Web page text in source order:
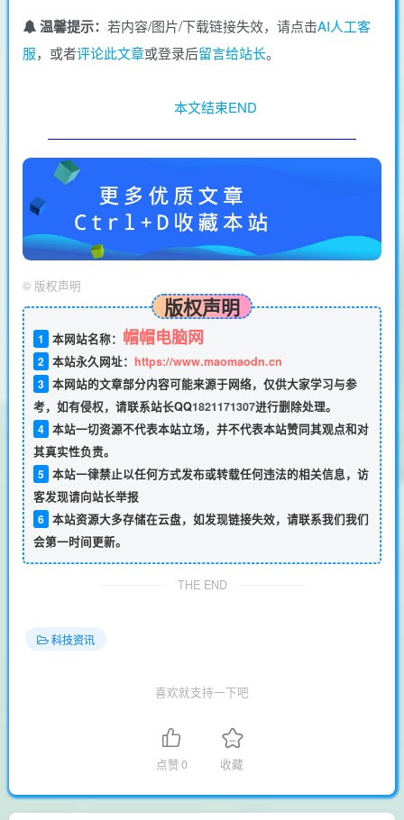
温馨提示： 若内容/图片/下载链接失效，请点击AI人工客
服，或者评论此文章或登录后留言给站长。
本文结束END
© 版权声明
版权声明
1 本网站名称： 帽帽电脑网
2 本站永久网址： https://www.maomaodn.cn
3 本网站的文章部分内容可能来源于网络，仅供大家学习与参
考，如有侵权，请联系站长QQ1821171307进行删除处理。
4 本站一切资源不代表本站立场，并不代表本站赞同其观点和对
其真实性负责。
5 本站一律禁止以任何方式发布或转载任何违法的相关信息，访
客发现请向站长举报
6 本站资源大多存储在云盘，如发现链接失效，请联系我们我们
会第一时间更新。
THE END
科技资讯
喜欢就支持一下吧
点赞0 收藏